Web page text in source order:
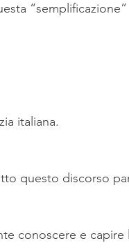
“semplificazione”
italiana.
questo discorso
conoscere e